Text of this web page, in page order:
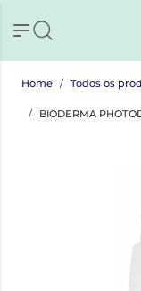
Home Todos os
BIODERMA